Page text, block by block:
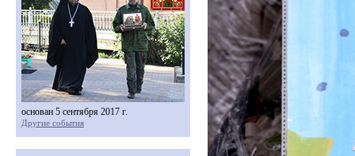
основан 5 сентября 2017 г.
Другие события